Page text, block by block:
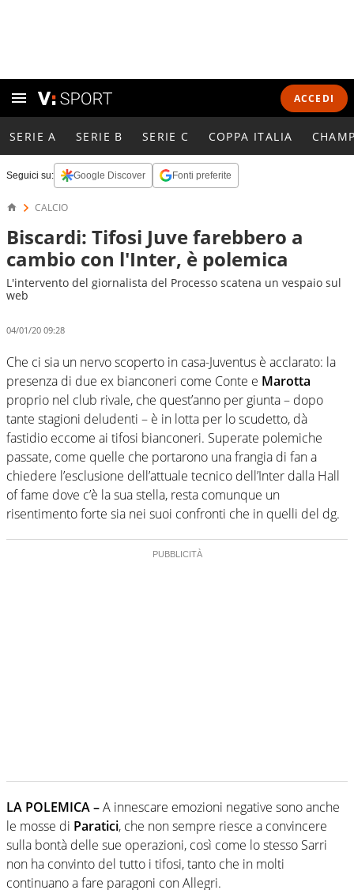
ACCEDI
SERIE A SERIE B SERIE C COPPA ITALIA
Seguici su: Google Discover Fonti preferite
CALCIO
Biscardi: Tifosi Juve farebbero a
cambio con l'Inter, è polemica
L'intervento del giornalista del Processo scatena un vespaio sul
web
04/01/20 09:28
Che ci sia un nervo scoperto in casa-Juventus è acclarato: la
presenza di due ex bianconeri come Conte e Marotta
proprio nel club rivale, che quest’anno per giunta – dopo
tante stagioni deludenti – è in lotta per lo scudetto, dà
fastidio eccome ai tifosi bianconeri. Superate polemiche
passate, come quelle che portarono una frangia di fan a
chiedere l’esclusione dell’attuale tecnico dell’Inter dalla Hall
of fame dove c’è la sua stella, resta comunque un
risentimento forte sia nei suoi confronti che in quelli del dg.
LA POLEMICA –A innescare emozioni negative sono anche
le mosse di Paratici, che non sempre riesce a convincere
sulla bontà delle sue operazioni, così come lo stesso Sarri
non ha convinto del tutto i tifosi, tanto che in molti
continuano a fare paragoni con Allegri.